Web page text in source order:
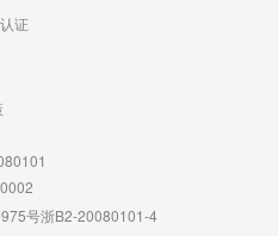
证
号浙B2-20080101-4